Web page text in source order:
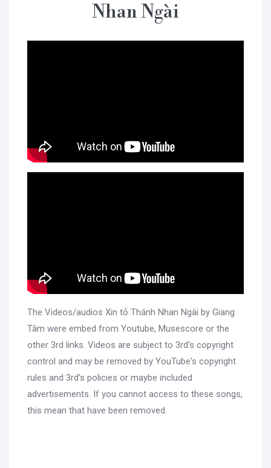
Nhan Ngài
The Videos/audios Xin tỏ Thánh Nhan Ngài by Giang
Tâm were embed from Youtube, Musescore or the
other 3rd links. Videos are subject to 3rd's copyright
control and may be removed by YouTube's copyright
rules and 3rd's policies or maybe included
advertisements. If you cannot access to these songs,
this mean that have been removed.